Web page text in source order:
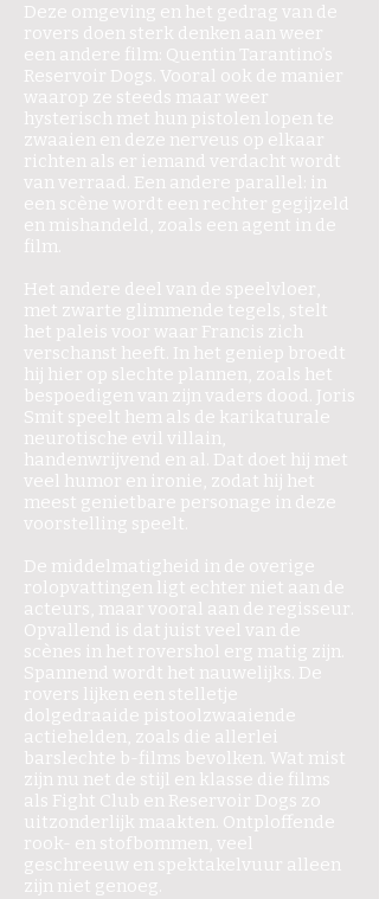
Deze omgeving en het gedrag van de
rovers doen sterk denken aan weer
een andere film: Quentin Tarantino’s
Reservoir Dogs. Vooral ook de manier
waarop ze steeds maar weer
hysterisch met hun pistolen lopen te
zwaaien en deze nerveus op elkaar
richten als er iemand verdacht wordt
van verraad. Een andere parallel: in
een scène wordt een rechter gegijzeld
en mishandeld, zoals een agent in de
film.
Het andere deel van de speelvloer,
met zwarte glimmende tegels, stelt
het paleis voor waar Francis zich
verschanst heeft. In het geniep broedt
hij hier op slechte plannen, zoals het
bespoedigen van zijn vaders dood. Joris
Smit speelt hem als de karikaturale
neurotische evil villain,
handenwrijvend en al. Dat doet hij met
veel humor en ironie, zodat hij het
meest genietbare personage in deze
voorstelling speelt.
De middelmatigheid in de overige
rolopvattingen ligt echter niet aan de
acteurs, maar vooral aan de regisseur.
Opvallend is dat juist veel van de
scènes in het rovershol erg matig zijn.
Spannend wordt het nauwelijks. De
rovers lijken een stelletje
dolgedraaide pistoolzwaaiende
actiehelden, zoals die allerlei
barslechte b-films bevolken. Wat mist
zijn nu net de stijl en klasse die films
als Fight Club en Reservoir Dogs zo
uitzonderlijk maakten. Ontploffende
rook- en stofbommen, veel
geschreeuw en spektakelvuur alleen
zijn niet genoeg.